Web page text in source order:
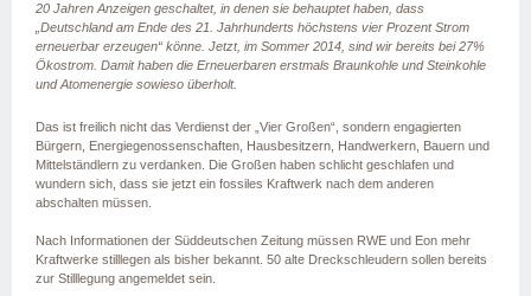
20 Jahren Anzeigen geschaltet, in denen sie behauptet haben, dass
„Deutschland am Ende des 21. Jahrhunderts höchstens vier Prozent Strom
erneuerbar erzeugen“ könne. Jetzt, im Sommer 2014, sind wir bereits bei 27%
Ökostrom. Damit haben die Erneuerbaren erstmals Braunkohle und Steinkohle
und Atomenergie sowieso überholt.
Das ist freilich nicht das Verdienst der „Vier Großen“, sondern engagierten
Bürgern, Energiegenossenschaften, Hausbesitzern, Handwerkern, Bauern und
Mittelständlern zu verdanken. Die Großen haben schlicht geschlafen und
wundern sich, dass sie jetzt ein fossiles Kraftwerk nach dem anderen
abschalten müssen.
Nach Informationen der Süddeutschen Zeitung müssen RWE und Eon mehr
Kraftwerke stilllegen als bisher bekannt. 50 alte Dreckschleudern sollen bereits
zur Stilllegung angemeldet sein.